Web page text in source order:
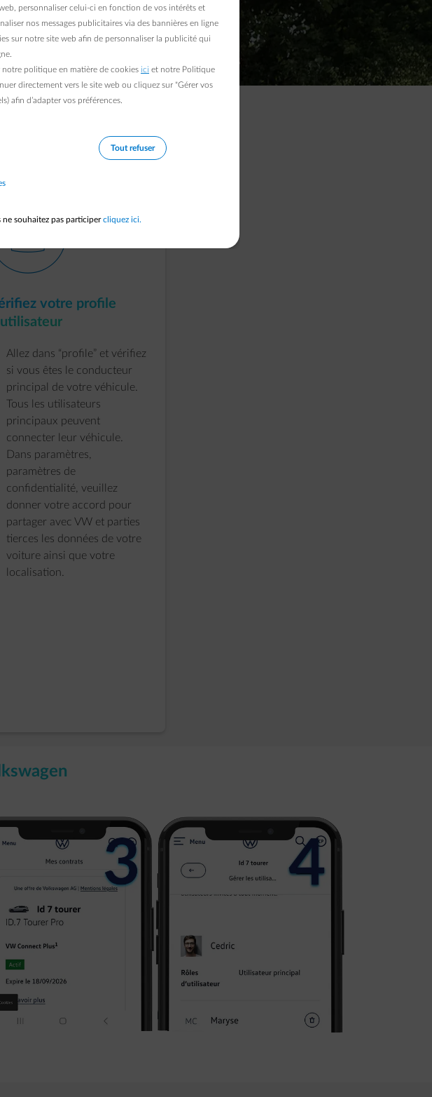
users-1
votre profile
Allez dans “profile” et vérifiez
si vous êtes le conducteur
principal de votre véhicule.
Tous les utilisateurs
principaux peuvent
connecter leur véhicule.
Dans paramètres,
paramètres de
confidentialité, veuillez
donner votre accord pour
partager avec VW et parties
tierces les données de votre
voiture ainsi que votre
localisation.
personnaliser celui-ci en fonction de vos intérêts et
nos messages publicitaires via des bannières en ligne
sur notre site web afin de personnaliser la publicité qui
politique en matière de cookies ici et notre Politique
directement vers le site web ou cliquez sur "Gérer vos
afin d’adapter vos préférences.
Tout refuser
ne souhaitez pas participercliquez ici.